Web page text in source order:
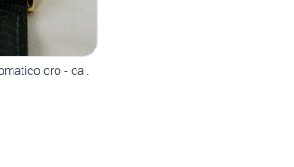
oro - cal.